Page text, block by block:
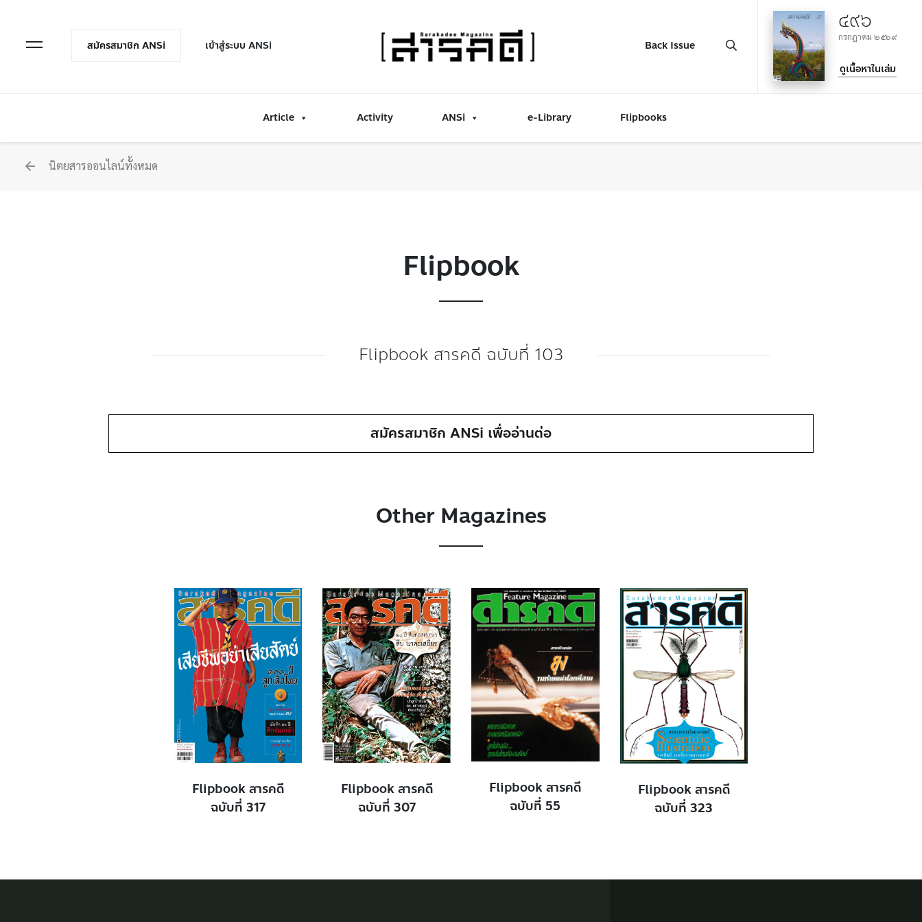
Open Menuสมัครสมาชิก ANSi เข้าสู่ระบบ ANSi Back Issue
๔๙๖
กรกฎาคม ๒๕๖๙
ดูเนื้อหาในเล่ม
Article Activity ANSi e-Library Flipbooks
นิตยสารออนไลน์ทั้งหมด
Flipbook
Flipbook สารคดี ฉบับที่ 103
สมัครสมาชิก ANSi เพื่ออ่านต่อ
Other Magazines
Flipbook สารคดี
ฉบับที่ 317
Flipbook สารคดี
ฉบับที่ 307
Flipbook สารคดี
ฉบับที่ 55
Flipbook สารคดี
ฉบับที่ 323